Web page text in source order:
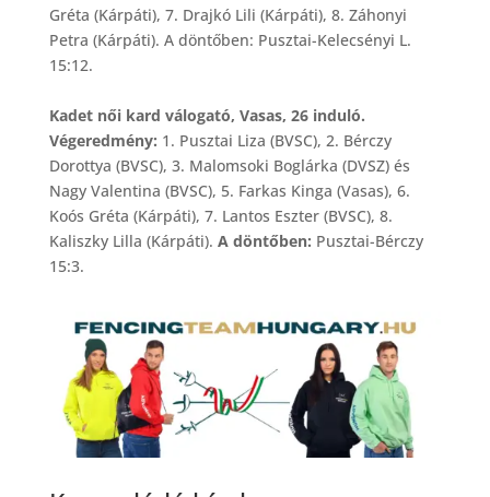
Gréta (Kárpáti), 7. Drajkó Lili (Kárpáti), 8. Záhonyi
Petra (Kárpáti). A döntőben: Pusztai-Kelecsényi L.
15:12.
Kadet női kard válogató, Vasas, 26 induló.
Végeredmény: 1. Pusztai Liza (BVSC), 2. Bérczy
Dorottya (BVSC), 3. Malomsoki Boglárka (DVSZ) és
Nagy Valentina (BVSC), 5. Farkas Kinga (Vasas), 6.
Koós Gréta (Kárpáti), 7. Lantos Eszter (BVSC), 8.
Kaliszky Lilla (Kárpáti). A döntőben: Pusztai-Bérczy
15:3.